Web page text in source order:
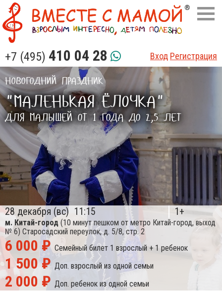
+7 (495) 410 04 28 Вход Регистрация
НОВОГОДНИЙ ПРАЗДНИК
"МАЛЕНЬКАЯ ЁЛОЧКА"
ДЛЯ МАЛЫШЕЙ ОТ 1 ГОДА ДО 2,5 ЛЕТ
28 декабря (вс) 11:15 1+
м. Китай-город (10 минут пешком от метро Китай-город, выход
№ 6) Старосадский переулок, д. 5/8, стр. 2
6 000 ₽ Семейный билет 1 взрослый + 1 ребенок
1 500 ₽ Доп. взрослыйиз одной семьи
2 000 ₽ Доп. ребенок из одной семьи